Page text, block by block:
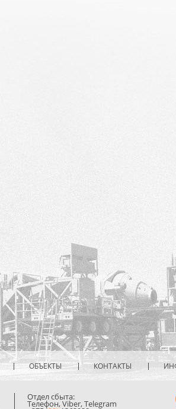
ОБЪЕКТЫ КОНТАКТЫ
Отдел сбыта:
Телефон, Viber, Telegram